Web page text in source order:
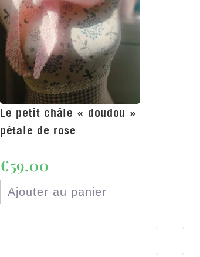
Le petit châle « doudou »
pétale de rose
€59.00
Ajouter au panier